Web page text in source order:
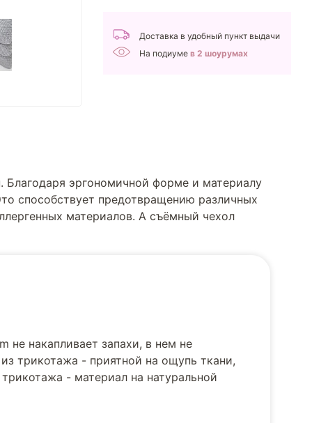
Доставка в удобный пункт выдачи
На подиуме в 2 шоурумах
Благодаря эргономичной форме и материалу
способствует предотвращению различных
материалов. А съёмный чехол
не накапливает запахи, в нем не
трикотажа - приятной на ощупь ткани,
- материал на натуральной